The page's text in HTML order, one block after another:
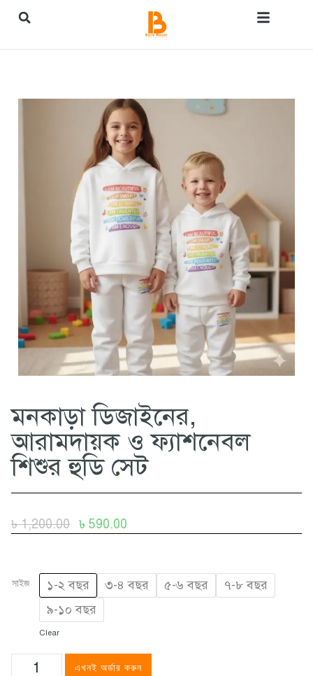
মনকাড়া ডিজাইনের,
আরামদায়ক ও ফ্যাশনেবল
শিশুর হুডি সেট
৳1,200.00 ৳ 590.00
সাইজ ১-২ বছর ৩-৪ বছর ৫-৬ বছর
৭-৮ বছর
৯-১০ বছর
Clear
এখনই অর্ডার করুন